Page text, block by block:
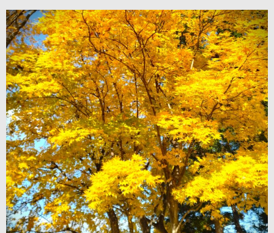
r
e
a
d
s
c
e
b
o
o
k
n
t
e
r
e
s
t
m
b
l
r